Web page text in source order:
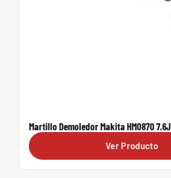
Martillo Demoledor Makita HM0870 7.6J
Ver Producto